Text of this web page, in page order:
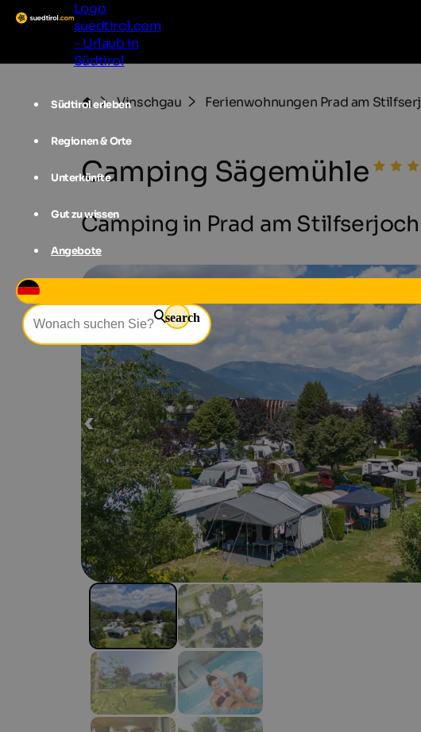
Logo
suedtirol.com
- Urlaub in
Südtirol
Südtirol erleben
Regionen & Orte
Unterkünfte
Gut zu wissen
Angebote
search
Vinschgau Ferienwohnungen Prad am
Camping Sägemühle
Camping in Prad am